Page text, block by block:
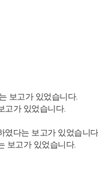
보고가 있었습니다.
고가 있었습니다.
였다는 보고가 있었습니
보고가 있었습니다.